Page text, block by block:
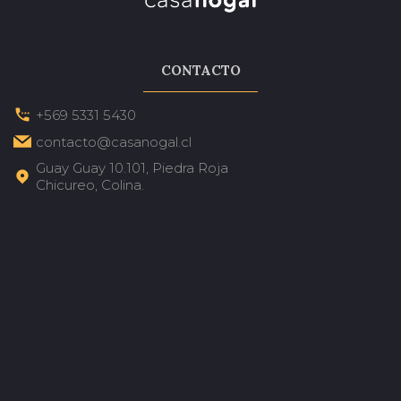
CONTACTO
+569 5331 5430
contacto@casanogal.cl
Guay Guay 10.101, Piedra Roja
Chicureo, Colina.